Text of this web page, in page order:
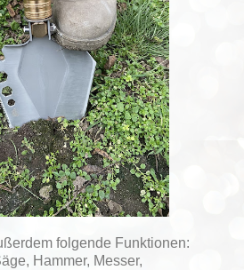
folgende Funktionen:
Hammer, Messer,